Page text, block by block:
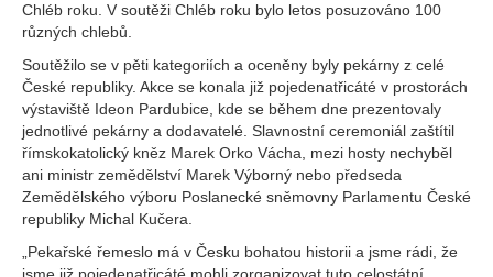
Chléb roku. V soutěži Chléb roku bylo letos posuzováno 100
různých chlebů.
Soutěžilo se v pěti kategoriích a oceněny byly pekárny z celé
České republiky. Akce se konala již pojedenatřicáté v prostorách
výstaviště Ideon Pardubice, kde se během dne prezentovaly
jednotlivé pekárny a dodavatelé. Slavnostní ceremoniál zaštítil
římskokatolický kněz Marek Orko Vácha, mezi hosty nechyběl
ani ministr zemědělství Marek Výborný nebo předseda
Zemědělského výboru Poslanecké sněmovny Parlamentu České
republiky Michal Kučera.
„Pekařské řemeslo má v Česku bohatou historii a jsme rádi, že